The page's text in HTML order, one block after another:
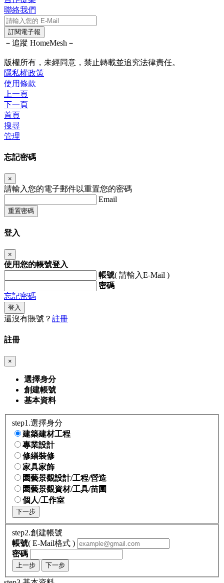
聯絡我們
訂閱電子報
－追蹤 HomeMesh－
版權所有，未經同意，禁止轉載並追究法律責任。
隱私權政策
使用條款
上一頁
下一頁
首頁
搜尋
管理
忘記密碼
×
請輸入您的電子郵件以重置您的密碼
Email
重置密碼
登入
×
使用您的帳號登入
帳號( 請輸入E-Mail )
密碼
忘記密碼
登入
還沒有賬號？ 註冊
註冊
×
選擇身分
創建帳號
基本資料
step1.選擇身分
建築建材工程
專業設計
修繕裝修
家具家飾
園藝景觀設計/工程/營造
園藝景觀資材/工具/苗圃
個人/工作室
下一步
step2.創建帳號
帳號( E-Mail格式 )
密碼
上一步 下一步